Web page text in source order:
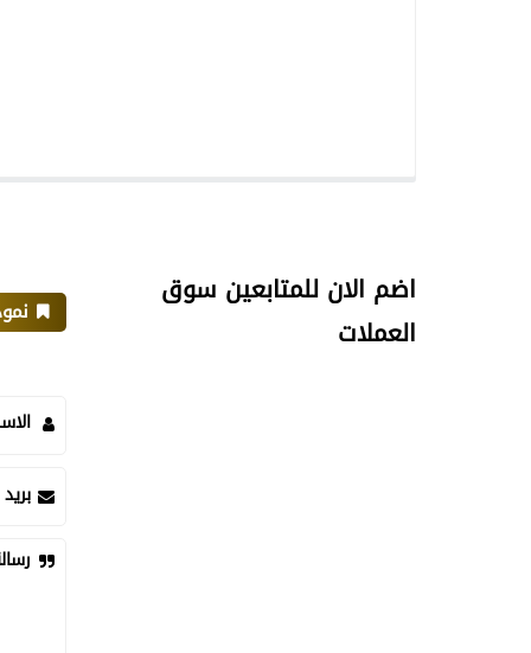
اضم الان للمتابعين سوق
العملات